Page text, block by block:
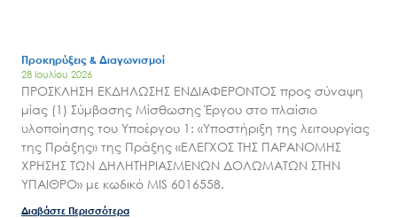
Προκηρύξεις & Διαγωνισμοί
28 Ιουλίου 2026
ΠΡΟΣΚΛΗΣΗ ΕΚΔΗΛΩΣΗΣ ΕΝΔΙΑΦΕΡΟΝΤΟΣ προς σύναψη
μίας (1) Σύμβασης Μίσθωσης Έργου στο πλαίσιο
υλοποίησης του Υποέργου 1: «Υποστήριξη της λειτουργίας
της Πράξης» της Πράξης «ΕΛΕΓΧΟΣ ΤΗΣ ΠΑΡΑΝΟΜΗΣ
ΧΡΗΣΗΣ ΤΩΝ ΔΗΛΗΤΗΡΙΑΣΜΕΝΩΝ ΔΟΛΩΜΑΤΩΝ ΣΤΗΝ
ΥΠΑΙΘΡΟ» με κωδικό MIS 6016558.
Διαβάστε Περισσότερα